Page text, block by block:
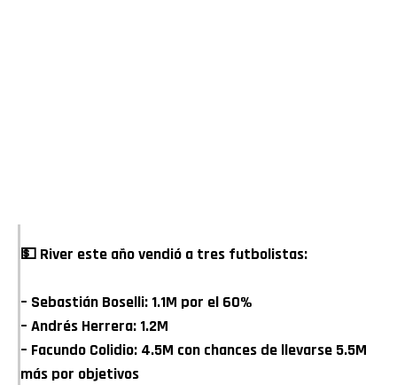
💵 River este año vendió a tres futbolistas:
– Sebastián Boselli: 1.1M por el 60%
– Andrés Herrera: 1.2M
– Facundo Colidio: 4.5M con chances de llevarse 5.5M
más por objetivos